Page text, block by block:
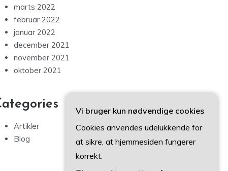
marts 2022
februar 2022
januar 2022
december 2021
november 2021
oktober 2021
Artikler
Blog
Vi bruger kun nødvendige cookies
Cookies anvendes udelukkende for
at sikre, at hjemmesiden fungerer
korrekt.